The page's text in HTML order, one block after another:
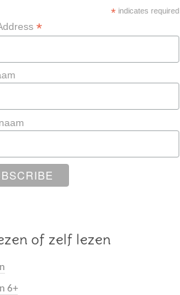
*indicates required
*
of zelf lezen
6+